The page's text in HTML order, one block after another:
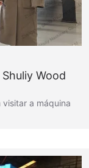
Wood
a máquina